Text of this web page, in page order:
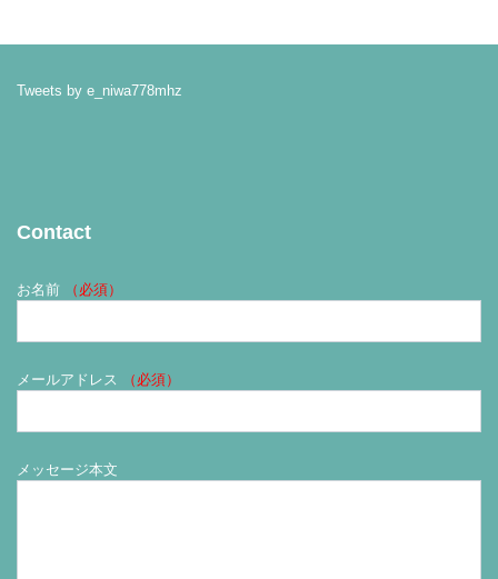
Tweets by e_niwa778mhz
Contact
お名前 （必須）
メールアドレス （必須）
メッセージ本文